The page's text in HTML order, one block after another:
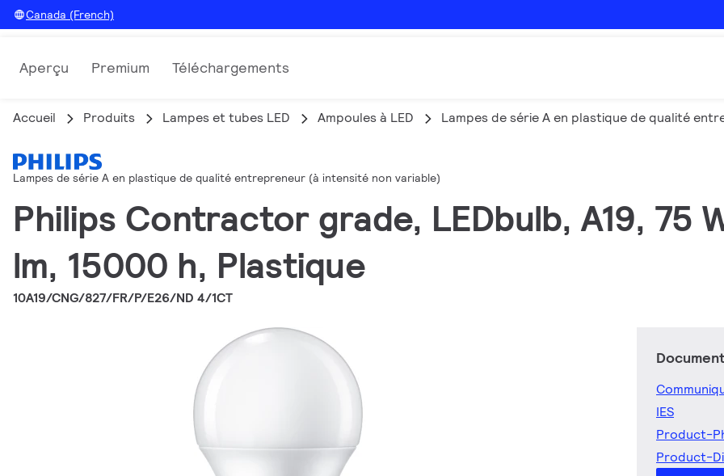
Canada (French)
Aperçu Premium Téléchargements
Accueil Produits Lampes et tubes LED Ampoules à LED Lampes de série A en plastique de qualité
Lampes de série A en plastique de qualité entrepreneur (à intensité non variable)
Philips Contractor grade, LEDbulb, A19, 75
lm, 15000 h, Plastique
10A19/CNG/827/FR/P/E26/ND 4/1CT
IES
Product-
Product-